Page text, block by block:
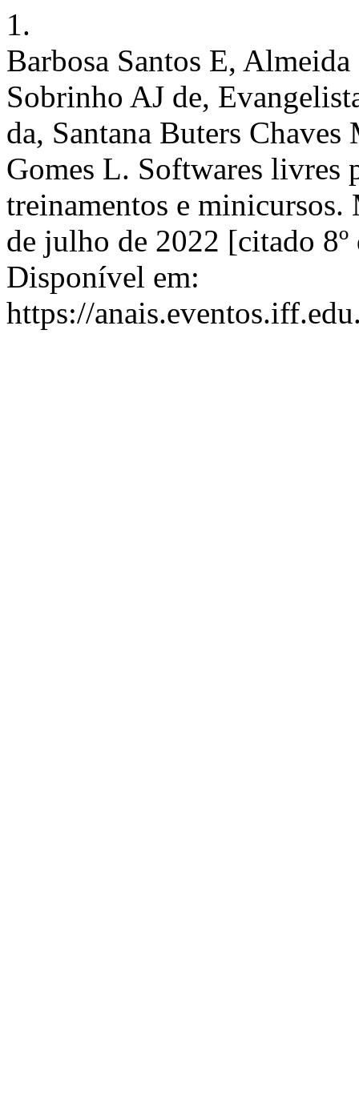
1.
Barbosa Santos E,
Sobrinho AJ de,
da, Santana Buters
Gomes L. Softwares livres
treinamentos e minicursos.
de julho de 2022 [citado
Disponível em:
https://